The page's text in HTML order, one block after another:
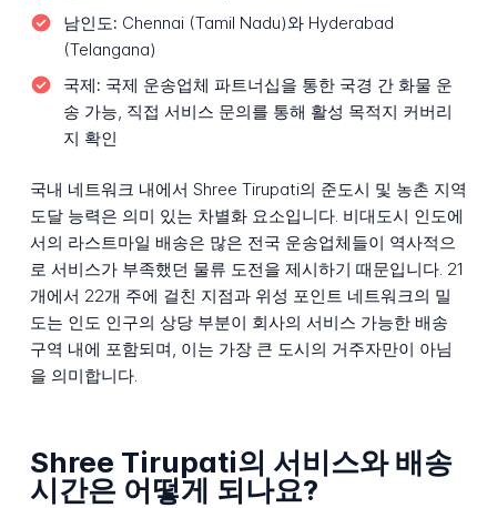
남인도: Chennai (Tamil Nadu)와 Hyderabad
(Telangana)
국제: 국제 운송업체 파트너십을 통한 국경 간 화물 운
송 가능, 직접 서비스 문의를 통해 활성 목적지 커버리
지 확인
국내 네트워크 내에서 Shree Tirupati의 준도시 및 농촌 지역
도달 능력은 의미 있는 차별화 요소입니다. 비대도시 인도에
서의 라스트마일 배송은 많은 전국 운송업체들이 역사적으
로 서비스가 부족했던 물류 도전을 제시하기 때문입니다. 21
개에서 22개 주에 걸친 지점과 위성 포인트 네트워크의 밀
도는 인도 인구의 상당 부분이 회사의 서비스 가능한 배송
구역 내에 포함되며, 이는 가장 큰 도시의 거주자만이 아님
을 의미합니다.
Shree Tirupati의 서비스와 배송
시간은 어떻게 되나요?